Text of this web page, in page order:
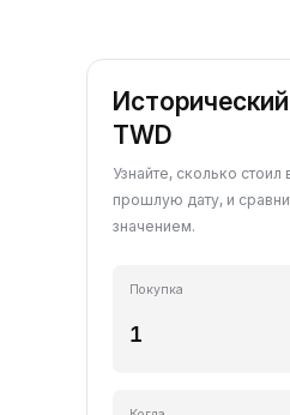
TWD
Узнайте, сколько
прошлую дату, и
значением.
Покупка